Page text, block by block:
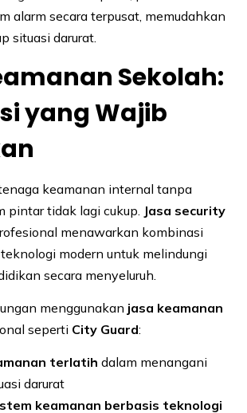
alarm secara terpusat, memudahkan
situasi darurat.
Sekolah:
yang Wajib
keamanan internal tanpa
pintar tidak lagi cukup. Jasa security
menawarkan kombinasi
modern untuk melindungi
secara menyeluruh.
menggunakan jasa keamanan
seperti City Guard:
terlatih dalam menangani
darurat
keamanan berbasis teknologi